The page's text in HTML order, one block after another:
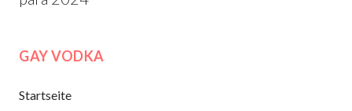
GAY VODKA
Startseite